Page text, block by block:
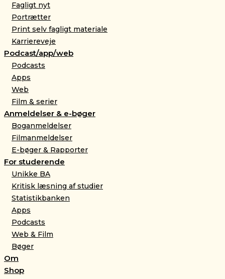
Fagligt nyt
Portrætter
Print selv fagligt materiale
Karriereveje
Podcast/app/web
Podcasts
Apps
Web
Film & serier
Anmeldelser & e-bøger
Boganmeldelser
Filmanmeldelser
E-bøger & Rapporter
For studerende
Unikke BA
Kritisk læsning af studier
Statistikbanken
Apps
Podcasts
Web & Film
Bøger
Om
Shop